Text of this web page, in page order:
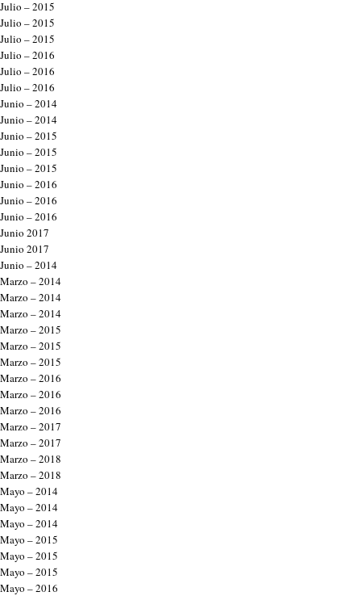
Julio – 2015
Julio – 2015
Julio – 2015
Julio – 2016
Julio – 2016
Julio – 2016
Junio – 2014
Junio – 2014
Junio – 2015
Junio – 2015
Junio – 2015
Junio – 2016
Junio – 2016
Junio – 2016
Junio 2017
Junio 2017
Junio – 2014
Marzo – 2014
Marzo – 2014
Marzo – 2014
Marzo – 2015
Marzo – 2015
Marzo – 2015
Marzo – 2016
Marzo – 2016
Marzo – 2016
Marzo – 2017
Marzo – 2017
Marzo – 2018
Marzo – 2018
Mayo – 2014
Mayo – 2014
Mayo – 2014
Mayo – 2015
Mayo – 2015
Mayo – 2015
Mayo – 2016